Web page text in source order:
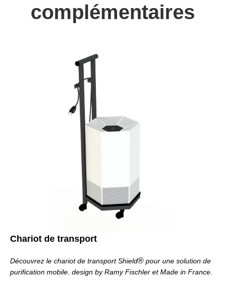
complémentaires
Chariot de transport
Découvrez le chariot de transport Shield® pour une solution de
purification mobile. design by Ramy Fischler et Made in France.